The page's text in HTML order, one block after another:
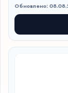
Обновлено: